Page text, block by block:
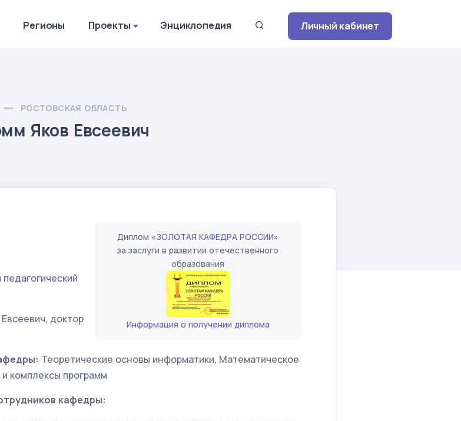
Регионы Проекты Энциклопедия Личный кабинет
РОСТОВСКАЯ ОБЛАСТЬ
Яков Евсеевич
Диплом «ЗОЛОТАЯ КАФЕДРА РОССИИ»
за заслуги в развитии отечественного
образования
Информация о получении диплома
доктор
Теоретические основы информатики, Математическое
комплексы программ
кафедры: